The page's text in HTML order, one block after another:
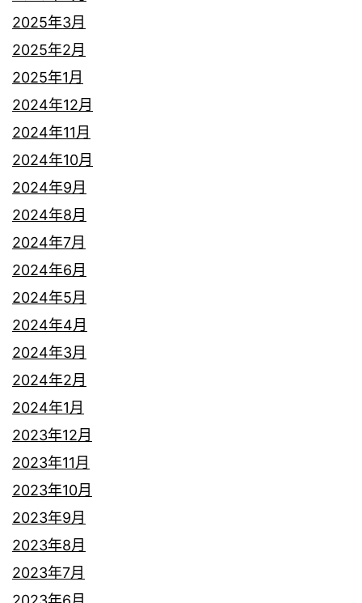
2025年3月
2025年2月
2025年1月
2024年12月
2024年11月
2024年10月
2024年9月
2024年8月
2024年7月
2024年6月
2024年5月
2024年4月
2024年3月
2024年2月
2024年1月
2023年12月
2023年11月
2023年10月
2023年9月
2023年8月
2023年7月